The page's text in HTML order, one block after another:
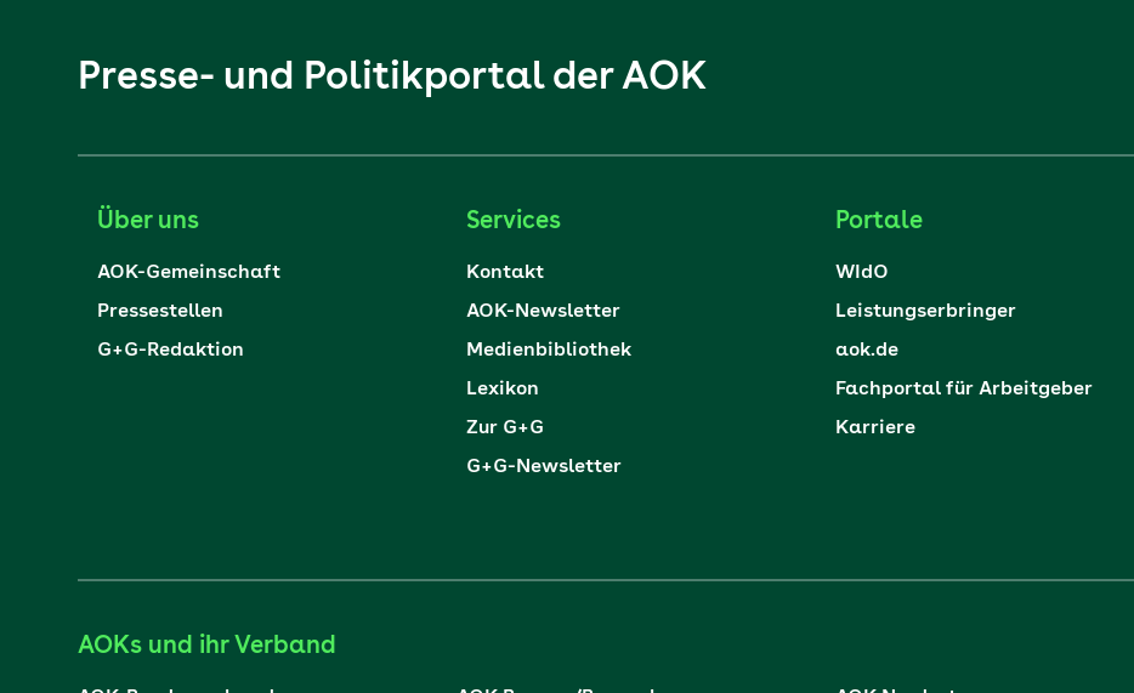
Presse- und Politikportal der AOK
Über uns
AOK-Gemeinschaft
Pressestellen
G+G-Redaktion
Services
Kontakt
AOK-Newsletter
Medienbibliothek
Lexikon
Zur G+G
G+G-Newsletter
Portale
WIdO
Leistungserbringer
aok.de
Fachportal für Arbeitgeber
Karriere
AOKs und ihr Verband